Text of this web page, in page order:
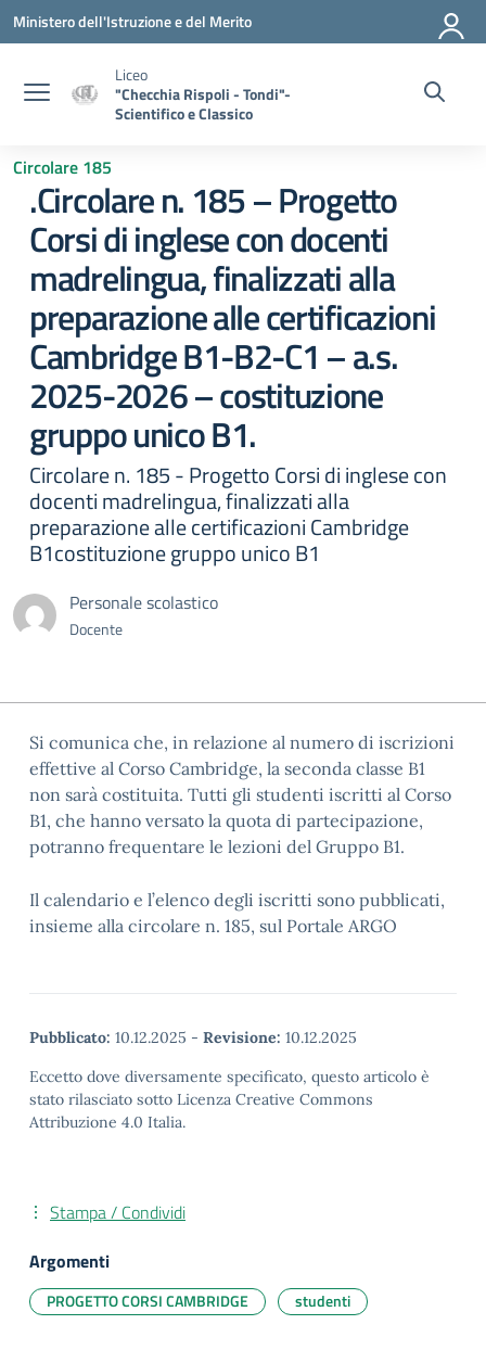
Vai ai contenuti
Vai al menu di navigazione
Vai al footer
Ministero dell'Istruzione e del Merito
Liceo
"Checchia Rispoli - Tondi"-
Scientifico e Classico
Circolare 185
.Circolare n. 185 – Progetto
Corsi di inglese con docenti
madrelingua, finalizzati alla
preparazione alle certificazioni
Cambridge B1-B2-C1 – a.s.
2025-2026 – costituzione
gruppo unico B1.
Circolare n. 185 - Progetto Corsi di inglese con
docenti madrelingua, finalizzati alla
preparazione alle certificazioni Cambridge
B1costituzione gruppo unico B1
Personale scolastico
Docente
Si comunica che, in relazione al numero di iscrizioni
effettive al Corso Cambridge, la seconda classe B1
non sarà costituita. Tutti gli studenti iscritti al Corso
B1, che hanno versato la quota di partecipazione,
potranno frequentare le lezioni del Gruppo B1.
Il calendario e l’elenco degli iscritti sono pubblicati,
insieme alla circolare n. 185, sul Portale ARGO
Pubblicato: 10.12.2025 - Revisione: 10.12.2025
Eccetto dove diversamente specificato, questo articolo è
stato rilasciato sotto Licenza Creative Commons
Attribuzione 4.0 Italia.
Stampa / Condividi
Argomenti
PROGETTO CORSI CAMBRIDGE studenti